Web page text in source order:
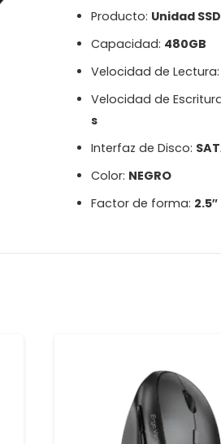
Producto: Unidad SSD
Capacidad: 480GB
Velocidad de
Velocidad de
s
Interfaz de Disco:
Color: NEGRO
Factor de forma: 2.5″